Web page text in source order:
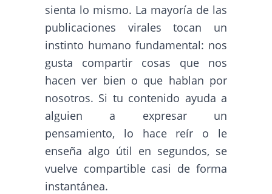
sienta lo mismo. La mayoría de las
publicaciones virales tocan un
instinto humano fundamental: nos
gusta compartir cosas que nos
hacen ver bien o que hablan por
nosotros. Si tu contenido ayuda a
alguien a expresar un
pensamiento, lo hace reír o le
enseña algo útil en segundos, se
vuelve compartible casi de forma
instantánea.